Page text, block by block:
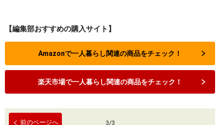
【編集部おすすめの購入サイト】
Amazonで一人暮らし関連の商品をチェック！
楽天市場で一人暮らし関連の商品をチェック！
前のページへ 3/3